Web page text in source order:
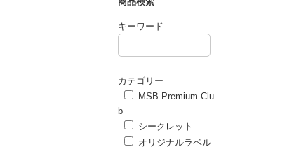
キーワード
カテゴリー
MSB Premium Clu
b
シークレット
オリジナルラベル